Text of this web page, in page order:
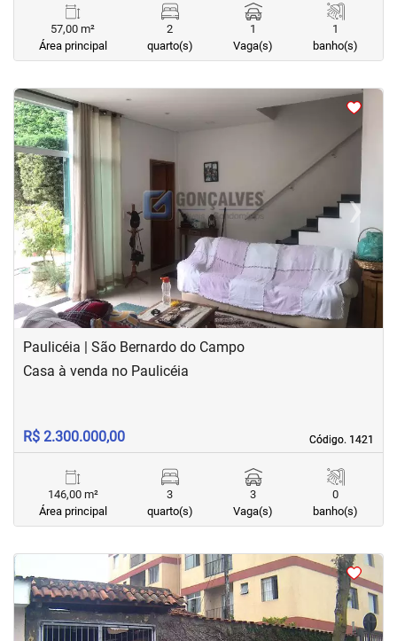
57,00 m²
Área principal
2
quarto(s)
1
Vaga(s)
1
banho(s)
<<<<
‹Previous ›Next
Paulicéia | São Bernardo do Campo
Código. 1421
Código. 1421
Casa à venda no Paulicéia
R$ 2.300.000,00
146,00 m²
Área principal
3
quarto(s)
3
Vaga(s)
0
banho(s)